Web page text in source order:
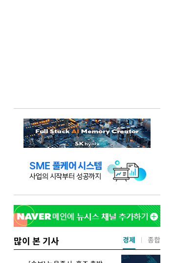
많이 본 기사 경제 종합